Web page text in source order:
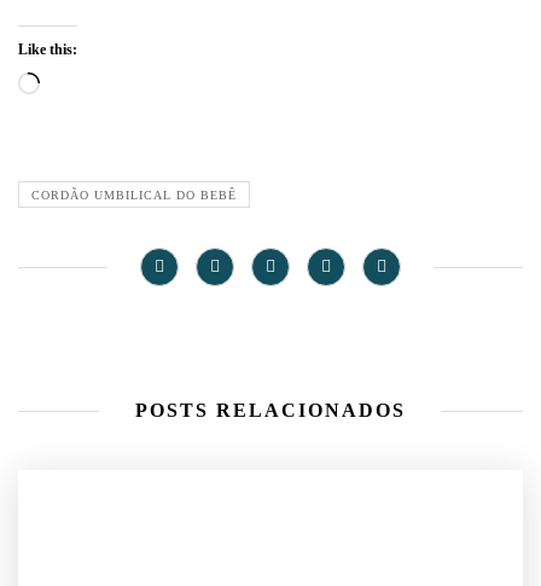
Like this:
Loading…
CORDÃO UMBILICAL DO BEBÊ
POSTS RELACIONADOS